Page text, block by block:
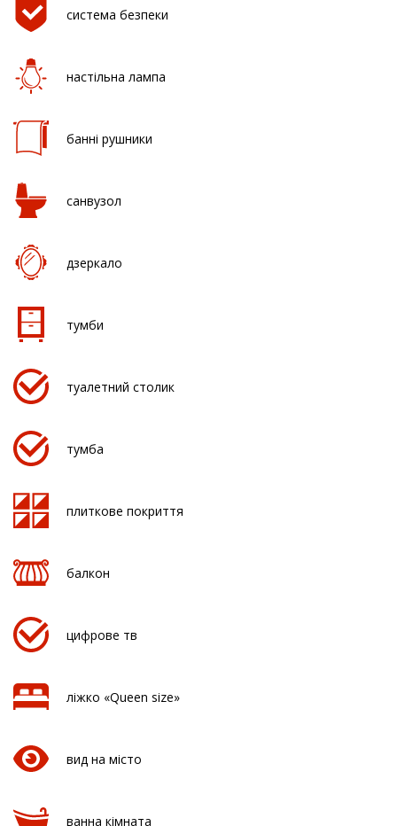
система безпеки
настільна лампа
банні рушники
санвузол
дзеркало
тумби
туалетний столик
тумба
плиткове покриття
балкон
цифрове тв
ліжко «Queen size»
вид на місто
ванна кімната